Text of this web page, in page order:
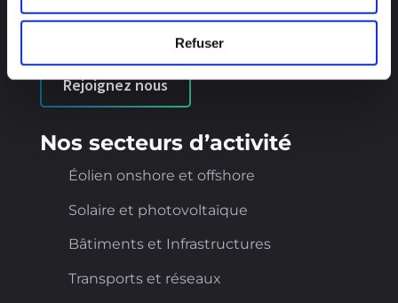
Refuser
Découvrez de nouvelles opportunités de
carrière et rejoignez-nous !
Rejoignez nous
Nos secteurs d’activité
Éolien onshore et offshore
Solaire et photovoltaïque
Bâtiments et Infrastructures
Transports et réseaux